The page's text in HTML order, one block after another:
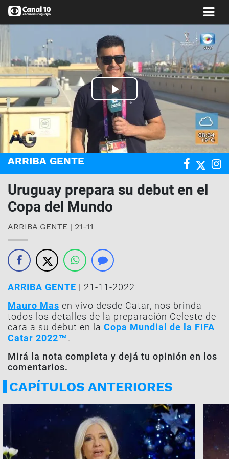
Play
Video
ARRIBA GENTE
Uruguay prepara su debut en el
Copa del Mundo
ARRIBA GENTE | 21-11
ARRIBA GENTE | 21-11-2022
Mauro Mas en vivo desde Catar, nos brinda
todos los detalles de la preparación Celeste de
cara a su debut en la Copa Mundial de la FIFA
Catar 2022™.
Mirá la nota completa y dejá tu opinión en los
comentarios.
CAPÍTULOS ANTERIORES